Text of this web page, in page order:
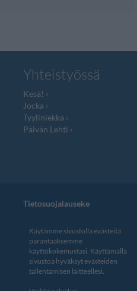
Yhteistyössä
Kesä!
Jocka
Tyyliniekka
Päivän Lehti
Tietosuojalauseke
Käytämme sivustolla evästeitä
parantaaksemme
käyttökokemustasi. Käyttämällä
sivustoa hyväksyt evästeiden
tallentamisen laitteellesi.